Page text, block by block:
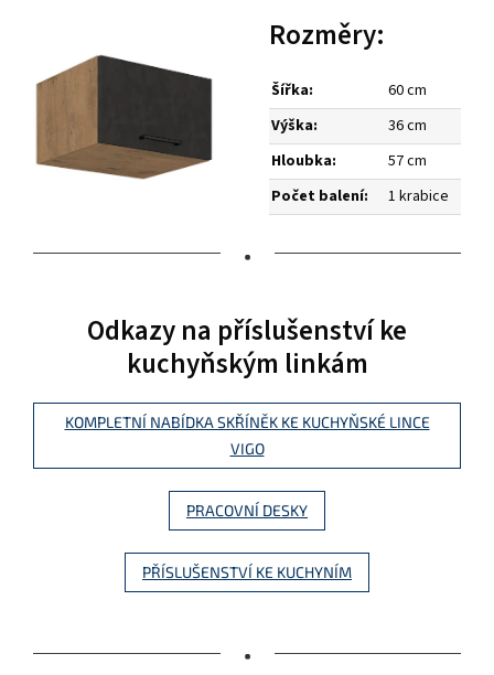
Rozměry:
Šířka:
60 cm
Výška:
36 cm
Hloubka:
57 cm
Počet balení:
1 krabice
•
Odkazy na příslušenství ke
kuchyňským linkám
KOMPLETNÍ NABÍDKA SKŘÍNĚK KE KUCHYŇSKÉ LINCE
VIGO
PRACOVNÍ DESKY
PŘÍSLUŠENSTVÍ KE KUCHYNÍM
•